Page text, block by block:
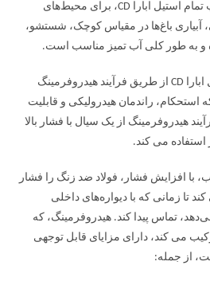
به دلیل ویژگی‌های الکتروپمپ تمام استیل ابارا CD، برای محیط‌های
باغ‌ها در مقیاس کوچک، شستشو،
و به طور کلی آب تمیز مناسب است.
اجزای الکتروپمپ تمام استیل ابارا CD از طریق فرآیند هیدروفرمینگ
راندمان هیدرولیکی و قابلیت
هیدروفرمینگ از یک سیال با فشار بالا
با افزایش فشار، فولاد ضد زنگ را فشار
تا زمانی که با دیواره‌های داخلی
تماس پیدا کند. هیدروفرمینگ، که
می کند، دارای مزایای قابل توجهی
از جمله: